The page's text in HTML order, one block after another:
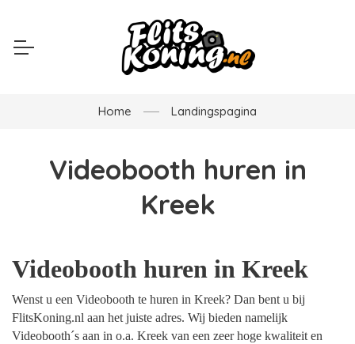
Home Landingspagina
Videobooth huren in
Kreek
Videobooth huren in Kreek
Wenst u een Videobooth te huren in Kreek? Dan bent u bij
FlitsKoning.nl aan het juiste adres. Wij bieden namelijk
Videobooth´s aan in o.a. Kreek van een zeer hoge kwaliteit en